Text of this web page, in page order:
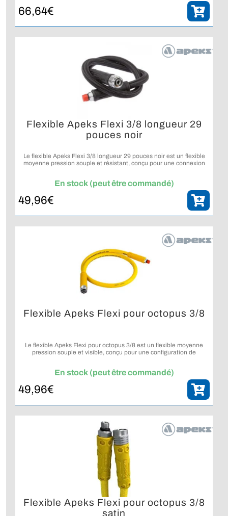
66,64€
Flexible Apeks Flexi 3/8 longueur 29
pouces noir
Le flexible Apeks Flexi 3/8 longueur 29 pouces noir est un flexible
moyenne pression souple et résistant, conçu pour une connexion
En stock (peut être commandé)
49,96€
Flexible Apeks Flexi pour octopus 3/8
Le flexible Apeks Flexi pour octopus 3/8 est un flexible moyenne
pression souple et visible, conçu pour une configuration de
En stock (peut être commandé)
49,96€
Flexible Apeks Flexi pour octopus 3/8
satin